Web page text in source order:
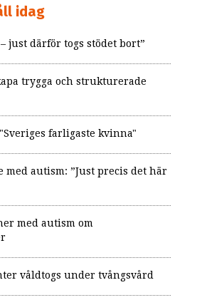
idag
just därför togs stödet bort”
trygga och strukturerade
farligaste kvinna"
med autism: ”Just precis det här
med autism om
våldtogs under tvångsvård